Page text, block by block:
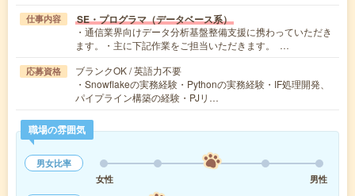
仕事内容 SE・プログラマ（データベース系）
・通信業界向けデータ分析基盤整備支援に携わっていただき
ます。・主に下記作業をご担当いただきます。 …
応募資格
ブランクOK / 英語力不要
・Snowflakeの実務経験・Pythonの実務経験・IF処理開発、
パイプライン構築の経験・PJリ…
職場の雰囲気
男女比率
女性
男性